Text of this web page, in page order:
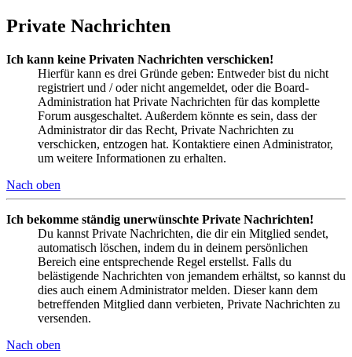
Private Nachrichten
Ich kann keine Privaten Nachrichten verschicken!
Hierfür kann es drei Gründe geben: Entweder bist du nicht
registriert und / oder nicht angemeldet, oder die Board-
Administration hat Private Nachrichten für das komplette
Forum ausgeschaltet. Außerdem könnte es sein, dass der
Administrator dir das Recht, Private Nachrichten zu
verschicken, entzogen hat. Kontaktiere einen Administrator,
um weitere Informationen zu erhalten.
Nach oben
Ich bekomme ständig unerwünschte Private Nachrichten!
Du kannst Private Nachrichten, die dir ein Mitglied sendet,
automatisch löschen, indem du in deinem persönlichen
Bereich eine entsprechende Regel erstellst. Falls du
belästigende Nachrichten von jemandem erhältst, so kannst du
dies auch einem Administrator melden. Dieser kann dem
betreffenden Mitglied dann verbieten, Private Nachrichten zu
versenden.
Nach oben